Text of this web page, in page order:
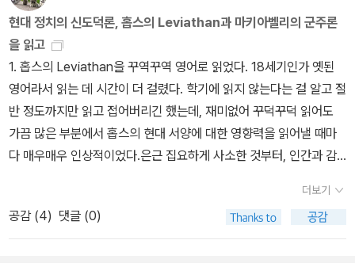
사실 고전이란 낯설고 불편한 책이다. 고전의 어휘, 문체, 책의 구조,
그리고 고전에 전제된 당시의 가치관까지. 모든 것이 낯설고 불편하
다. 고전을 쓴 저자는 우리와 역사적 맥락이 상이한 시공간에서 산 인
물들이다. 그들에게 있어서 당연하고 보통의 것이 우리의 그것과 다
를 수밖에 없음은 필연적이다. 그러므로 고전을 읽을 때 어떤 식으로
든 불편함은 감수해야 하는 요소이며, 그 또한 고전의 일부라고 할 수
있다. 오히려 우리에게 너무 친숙하다는 느낌이 들 때 위화감을 느껴
야 할 것이다. 이러한 사실로부터 고전을 번역할 때는 그 낯설음과 불
편한 느낌까지 살려야 고전을 정확하게 번역했다고 할 수 있겠다. 고
전 번역은 어떠해야 할 것인지 생각할 때, 하비 맨스필드가 번역한 마
현대 정치의 신도덕론, 홉스의 Leviathan과 마키아벨리의 군주론
을 읽고
1. 홉스의 Leviathan을 꾸역꾸역 영어로 읽었다. 18세기인가 옛된
영어라서 읽는 데 시간이 더 걸렸다. 학기에 읽지 않는다는 걸 알고 절
반 정도까지만 읽고 접어버리긴 했는데, 재미없어 꾸덕꾸덕 읽어도
가끔 많은 부분에서 홉스의 현대 서양에 대한 영향력을 읽어낼 때마
다 매우매우 인상적이었다.은근 집요하게 사소한 것부터, 인간과 감
의 생각 자체가 흥미로운 점이 아주 많지는 않아도, 기본적으로 홉스
란 사람이 어떤 생각을 하는지 잘 이해가 된다는 최장점이 있다. 홉스
가 인간의 능력에 대해 딱히 긍정적이었다고 볼 수는 없고, 인간이 많
더보기
공감 (4) 댓글 (0)